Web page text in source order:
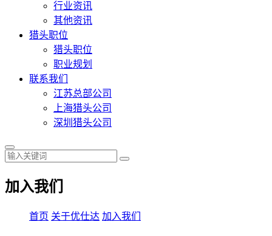
行业资讯
其他资讯
猎头职位
猎头职位
职业规划
联系我们
江苏总部公司
上海猎头公司
深圳猎头公司
加入我们
首页 关于优仕达 加入我们